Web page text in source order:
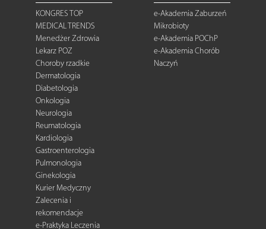
KONGRES TOP
MEDICAL TRENDS
Menedżer Zdrowia
Lekarz POZ
Choroby rzadkie
Dermatologia
Diabetologia
Onkologia
Neurologia
Reumatologia
Kardiologia
Gastroenterologia
Pulmonologia
Ginekologia
Kurier Medyczny
Zalecenia i
rekomendacje
e-Praktyka Leczenia
e-Akademia Zaburzeń
Mikrobioty
e-Akademia POChP
e-Akademia Chorób
Naczyń